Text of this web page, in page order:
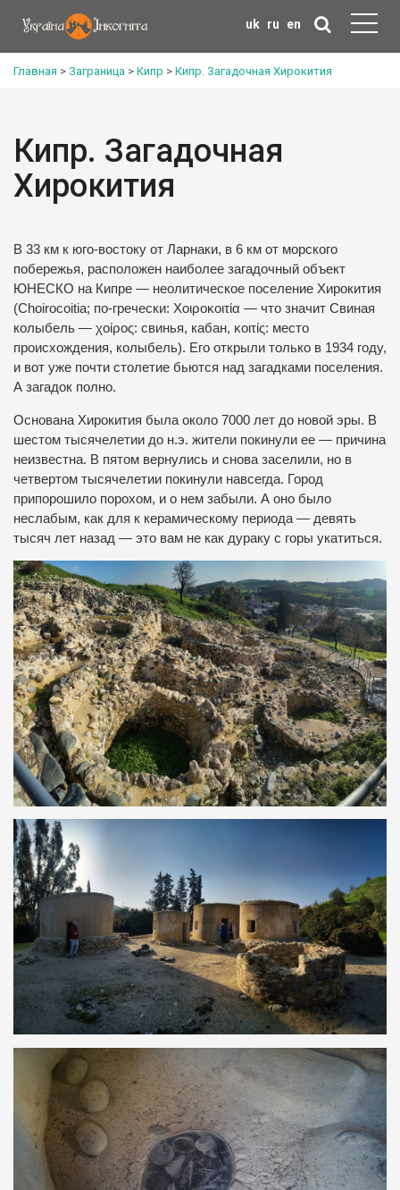
uk ru en
Главная > Заграница > Кипр > Кипр. Загадочная Хирокития
Кипр. Загадочная
Хирокития
В 33 км к юго-востоку от Ларнаки, в 6 км от морского
побережья, расположен наиболее загадочный объект
ЮНЕСКО на Кипре — неолитическое поселение Хирокития
(Choirocoitia; по-гречески: Χοιροκοιτία — что значит Свиная
колыбель — χοίρος: свинья, кабан, κοιτίς: место
происхождения, колыбель). Его открыли только в 1934 году,
и вот уже почти столетие бьются над загадками поселения.
А загадок полно.
Основана Хирокития была около 7000 лет до новой эры. В
шестом тысячелетии до н.э. жители покинули ее — причина
неизвестна. В пятом вернулись и снова заселили, но в
четвертом тысячелетии покинули навсегда. Город
припорошило порохом, и о нем забыли. А оно было
неслабым, как для к керамическому периода — девять
тысяч лет назад — это вам не как дураку с горы укатиться.